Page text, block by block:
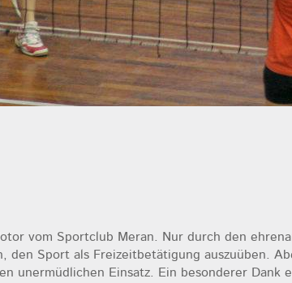
vom Sportclub Meran. Nur durch den
den Sport als Freizeitbetätigung auszuüben.
unermüdlichen Einsatz. Ein besonderer Dank